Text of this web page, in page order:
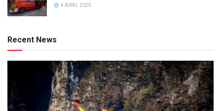
4 AVRIL 2025
Recent News